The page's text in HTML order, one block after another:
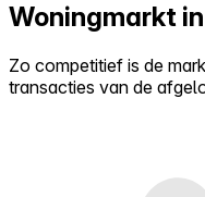
Woningmarkt
Zo competitief is de
transacties van de